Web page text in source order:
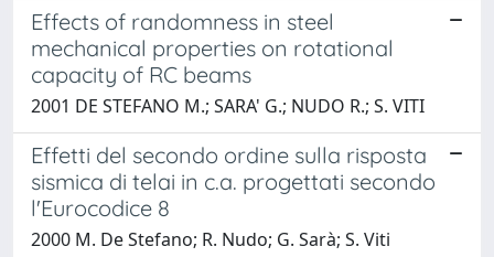
Effects of randomness in steel
mechanical properties on rotational
capacity of RC beams
2001 DE STEFANO M.; SARA' G.; NUDO R.; S. VITI
Effetti del secondo ordine sulla risposta
sismica di telai in c.a. progettati secondo
l'Eurocodice 8
2000 M. De Stefano; R. Nudo; G. Sarà; S. Viti